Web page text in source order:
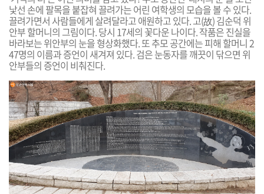
낯선 손에 팔목을 붙잡혀 끌려가는 어린 여학생의 모습을 볼 수 있다.
끌려가면서 사람들에게 살려달라고 애원하고 있다. 고(故)김순덕 위
안부 할머니의 그림이다. 당시 17세의 꽃다운 나이다. 작품은 진실을
바라보는 위안부의 눈을 형상화했다. 또 추모 공간에는 피해 할머니 2
47명의 이름과 증언이 새겨져 있다. 검은 눈동자를 깨끗이 닦으면 위
안부들의 증언이 비춰진다.